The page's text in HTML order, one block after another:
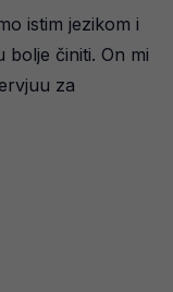
istim jezikom i
činiti. On mi
za